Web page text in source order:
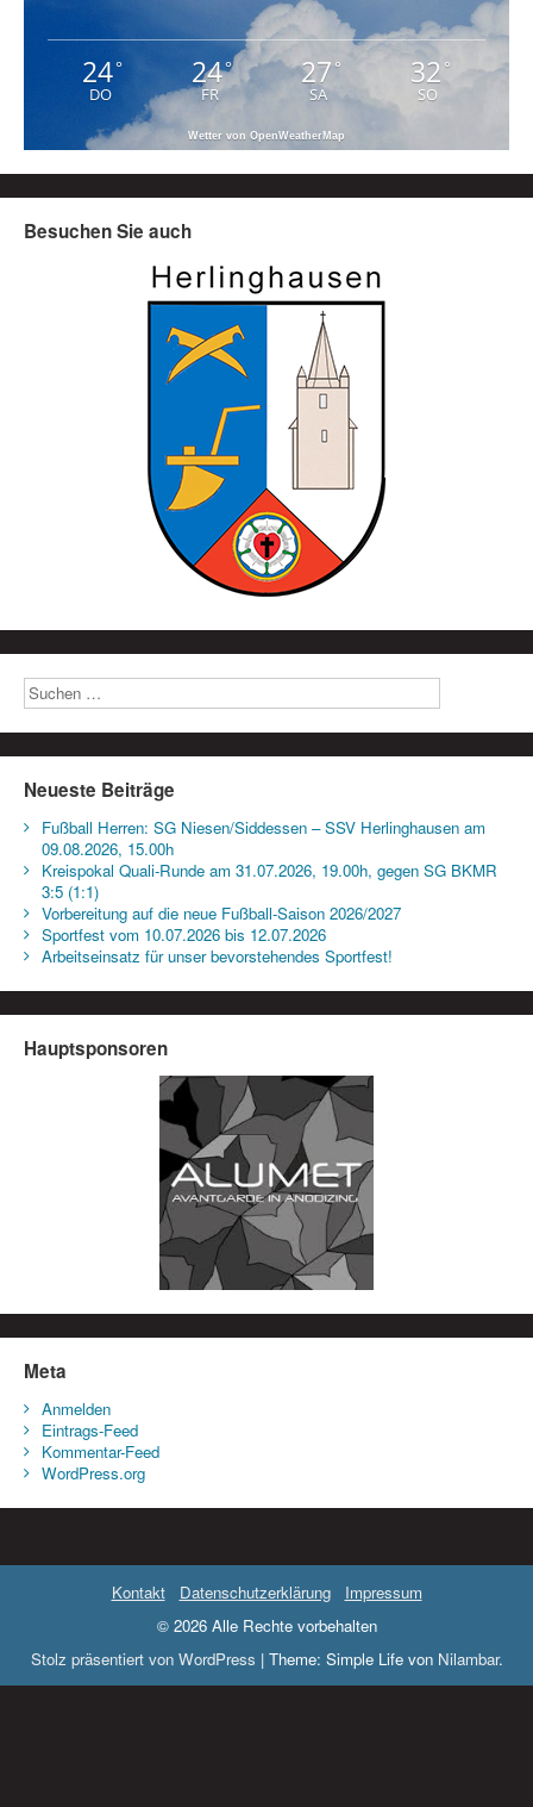
24°
DO
24°
FR
27°
SA
32 °
SO
Wetter von OpenWeatherMap
Besuchen Sie auch
Neueste Beiträge
Fußball Herren: SG Niesen/Siddessen – SSV Herlinghausen am
09.08.2026, 15.00h
Kreispokal Quali-Runde am 31.07.2026, 19.00h, gegen SG BKMR
3:5 (1:1)
Vorbereitung auf die neue Fußball-Saison 2026/2027
Sportfest vom 10.07.2026 bis 12.07.2026
Arbeitseinsatz für unser bevorstehendes Sportfest!
Hauptsponsoren
Meta
Anmelden
Eintrags-Feed
Kommentar-Feed
WordPress.org
Kontakt Datenschutzerklärung
Impressum
© 2026 Alle Rechte vorbehalten
Stolz präsentiert von WordPress | Theme: Simple Life von Nilambar.